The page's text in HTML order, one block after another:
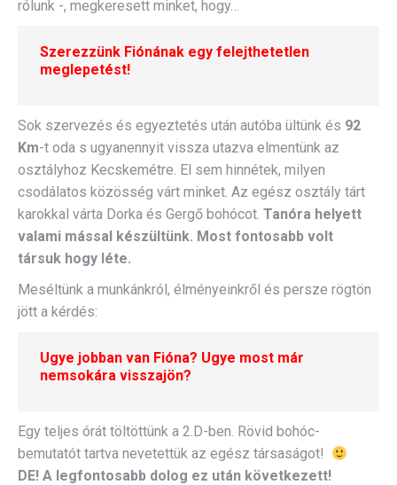
rólunk -, megkeresett minket, hogy…
Szerezzünk Fiónának egy felejthetetlen
meglepetést!
Sok szervezés és egyeztetés után autóba ültünk és 92
Km-t oda s ugyanennyit vissza utazva elmentünk az
osztályhoz Kecskemétre. El sem hinnétek, milyen
csodálatos közösség várt minket. Az egész osztály tárt
karokkal várta Dorka és Gergő bohócot. Tanóra helyett
valami mással készültünk. Most fontosabb volt
társuk hogy léte.
Meséltünk a munkánkról, élményeinkről és persze rögtön
jött a kérdés:
Ugye jobban van Fióna? Ugye most már
nemsokára visszajön?
Egy teljes órát töltöttünk a 2.D-ben. Rövid bohóc-
bemutatót tartva nevetettük az egész társaságot!
DE! A legfontosabb dolog ez után következett!